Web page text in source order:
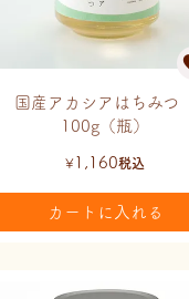
国産アカシアはちみつ
100g（瓶）
¥1,160税込
カートに入れる